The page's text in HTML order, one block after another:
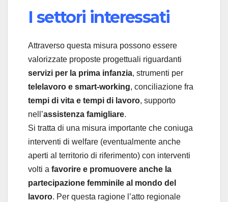
I settori interessati
Attraverso questa misura possono essere
valorizzate proposte progettuali riguardanti
servizi per la prima infanzia, strumenti per
telelavoro e smart-working, conciliazione fra
tempi di vita e tempi di lavoro, supporto
nell’assistenza famigliare.
Si tratta di una misura importante che coniuga
interventi di welfare (eventualmente anche
aperti al territorio di riferimento) con interventi
volti a favorire e promuovere anche la
partecipazione femminile al mondo del
lavoro. Per questa ragione l’atto regionale